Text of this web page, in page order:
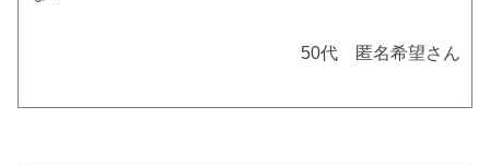
50代 匿名希望さん